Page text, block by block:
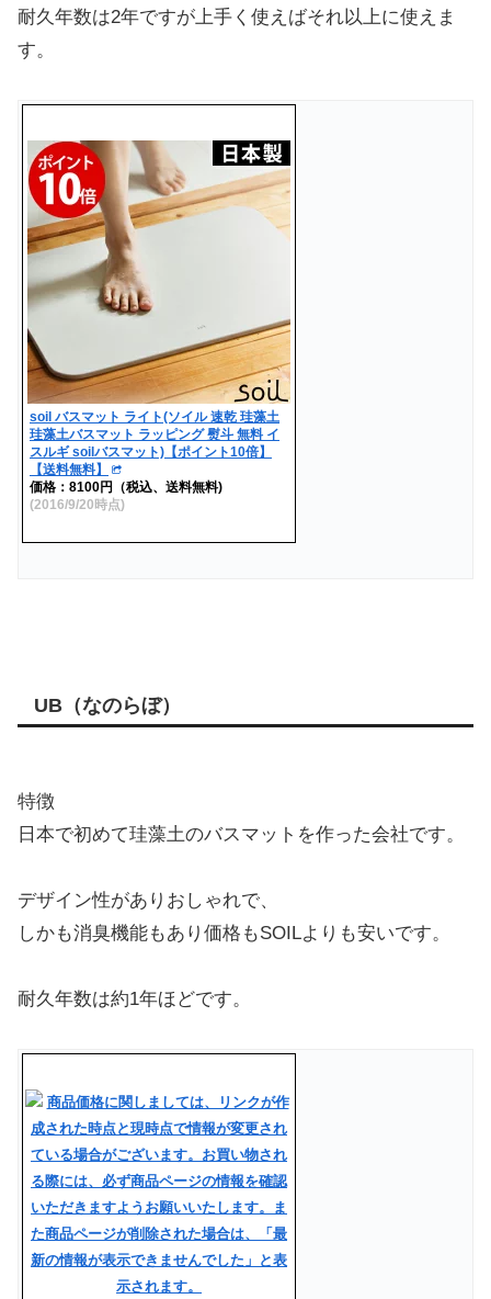
耐久年数は2年ですが上手く使えばそれ以上に使えま
す。
soil バスマット ライト(ソイル 速乾 珪藻土
珪藻土バスマット ラッピング 熨斗 無料 イ
スルギ soilバスマット)【ポイント10倍】
【送料無料】
価格：8100円（税込、送料無料)
(2016/9/20時点)
UB（なのらぼ）
特徴
日本で初めて珪藻土のバスマットを作った会社です。
デザイン性がありおしゃれで、
しかも消臭機能もあり価格もSOILよりも安いです。
耐久年数は約1年ほどです。